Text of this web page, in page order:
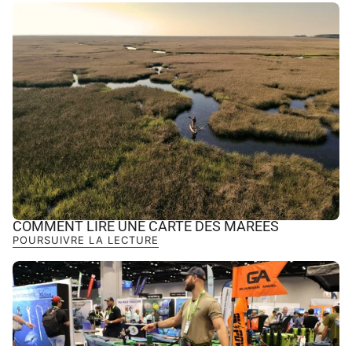
COMMENT LIRE UNE CARTE DES MARÉES
POURSUIVRE LA LECTURE